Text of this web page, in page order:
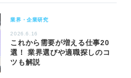
業界・企業研究
2026.6.16
これから需要が増える仕事20
選！ 業界選びや適職探しのコ
ツも解説